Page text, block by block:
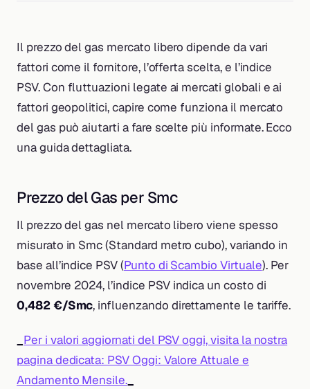
Il prezzo del gas mercato libero dipende da vari
fattori come il fornitore, l’offerta scelta, e l’indice
PSV. Con fluttuazioni legate ai mercati globali e ai
fattori geopolitici, capire come funziona il mercato
del gas può aiutarti a fare scelte più informate. Ecco
una guida dettagliata.
Prezzo del Gas per Smc
Il prezzo del gas nel mercato libero viene spesso
misurato in Smc (Standard metro cubo), variando in
base all’indice PSV (Punto di Scambio Virtuale). Per
novembre 2024, l’indice PSV indica un costo di
0,482 €/Smc, influenzando direttamente le tariffe.
_Per i valori aggiornati del PSV oggi, visita la nostra
pagina dedicata: PSV Oggi: Valore Attuale e
Andamento Mensile._